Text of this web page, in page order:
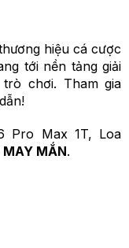
hiệu cá cược
tới nền tảng giải
chơi. Tham gia
Pro Max 1T, Loa
MAY MẮN.